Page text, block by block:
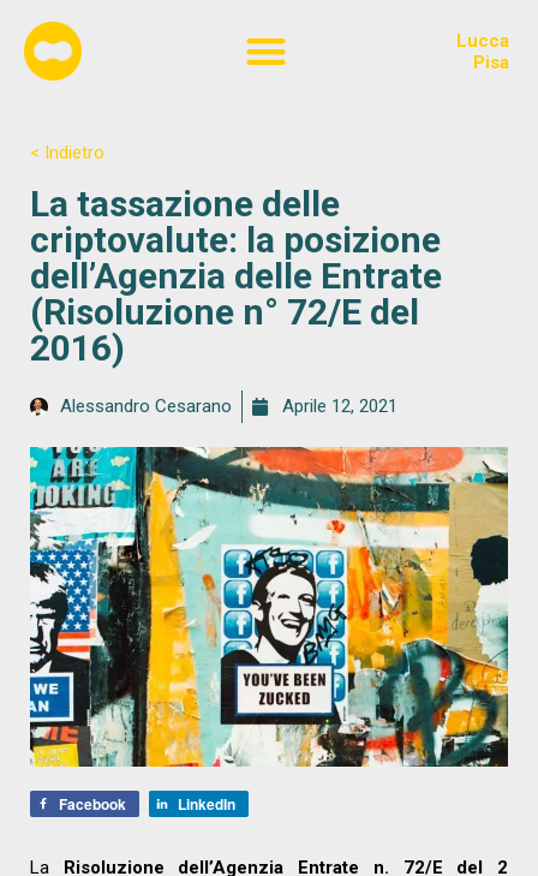
Lucca
Pisa
< Indietro
La tassazione delle
criptovalute: la posizione
dell’Agenzia delle Entrate
(Risoluzione n° 72/E del
2016)
Alessandro Cesarano Aprile 12, 2021
Facebook LinkedIn
La
Risoluzione dell’Agenzia Entrate n. 72/E del 2